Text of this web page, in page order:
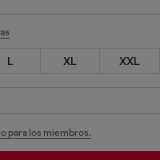
L XL XXL
para los miembros.